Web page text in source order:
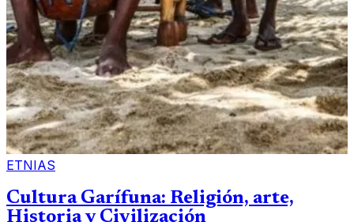
ETNIAS
Cultura Garífuna: Religión, arte,
Historia y Civilización